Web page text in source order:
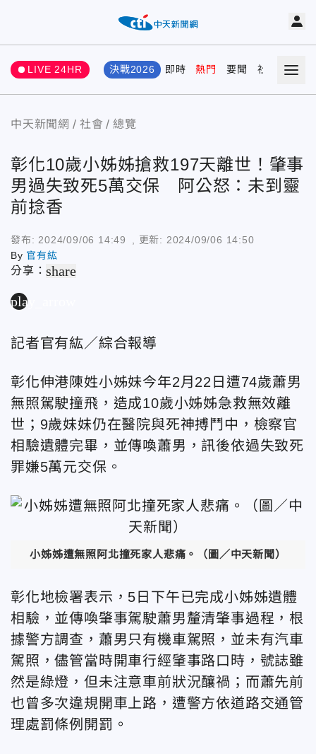
LIVE 24HR 決戰2026 即時 熱門 要聞 社會 娛樂
中天新聞網 社會 總覽
彰化10歲小姊姊搶救197天離世！肇事
男過失致死5萬交保 阿公怒：未到靈
前捻香
發布: 2024/09/06 14:49 , 更新: 2024/09/06 14:50
By 官有紘
分享：share
play_arrow
記者官有紘／綜合報導
彰化伸港陳姓小姊妹今年2月22日遭74歲蕭男
無照駕駛撞飛，造成10歲小姊姊急救無效離
世；9歲妹妹仍在醫院與死神搏鬥中，檢察官
相驗遺體完畢，並傳喚蕭男，訊後依過失致死
罪嫌5萬元交保。
小姊姊遭無照阿北撞死家人悲痛。（圖／中天新聞）
彰化地檢署表示，5日下午已完成小姊姊遺體
相驗，並傳喚肇事駕駛蕭男釐清肇事過程，根
據警方調查，蕭男只有機車駕照，並未有汽車
駕照，儘管當時開車行經肇事路口時，號誌雖
然是綠燈，但未注意車前狀況釀禍；而蕭先前
也曾多次違規開車上路，遭警方依道路交通管
理處罰條例開罰。